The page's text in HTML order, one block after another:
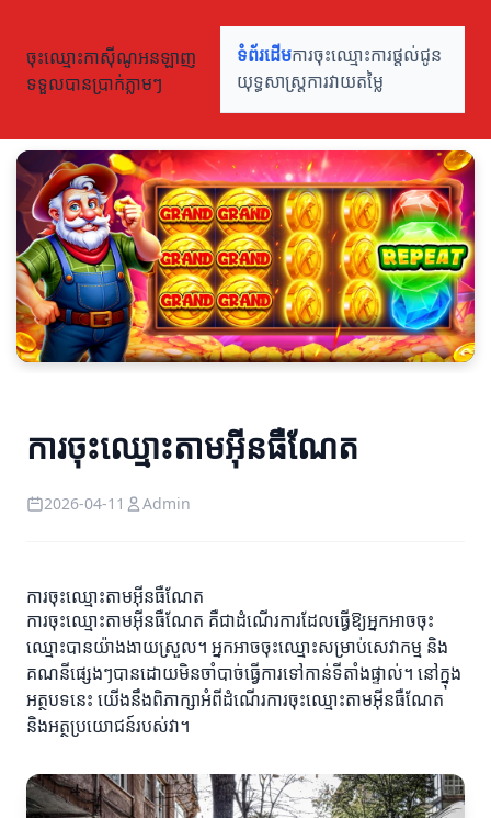
ចុះឈ្មោះកាស៊ីណូអនឡាញ
ទទួលបានប្រាក់ភ្លាមៗ
ទំព័រដើមការចុះឈ្មោះការផ្តល់ជូន
យុទ្ធសាស្ត្រការវាយតម្លៃ
ការចុះឈ្មោះតាមអ៊ីនធឺណែត
2026-04-11 Admin
ការចុះឈ្មោះតាមអ៊ីនធឺណែត
ការចុះឈ្មោះតាមអ៊ីនធឺណែត គឺជាដំណើរការដែលធ្វើឱ្យអ្នកអាចចុះ
ឈ្មោះបានយ៉ាងងាយស្រួល។ អ្នកអាចចុះឈ្មោះសម្រាប់សេវាកម្ម និង
គណនីផ្សេងៗបានដោយមិនចាំបាច់ធ្វើការទៅកាន់ទីតាំងផ្ទាល់។ នៅក្នុង
អត្ថបទនេះ យើងនឹងពិភាក្សាអំពីដំណើរការចុះឈ្មោះតាមអ៊ីនធឺណែត
និងអត្ថប្រយោជន៍របស់វា។